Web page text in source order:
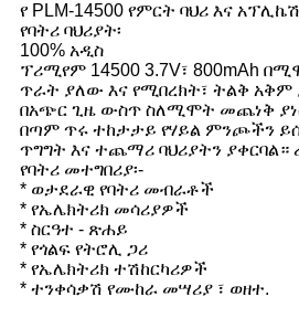
የ PLM-14500 የምርት ባህሪ እና
የባትሪ ባህሪያት፡
100% አዲስ
ፕሪሚየም 14500 3.7V፣ 800mAh
ጥራት ያለው እና የሚበረክት፣ ትልቅ አቅም
በአጭር ጊዜ ውስጥ ስለሚሞት መጨነቅ
በጣም ጥሩ ተከታታይ የሃይል ምንጮችን
ጥግግት እና ተጨማሪ ባህሪያትን
የባትሪ መተግበሪያ፡-
* ወታደራዊ የባትሪ መብራቶች
* የኤሌክትሪክ መሳሪያዎች
* ስርዓተ - ጽሐይ
* የጎልፍ የትሮሊ ጋሪ
* የኤሌክትሪክ ተሽከርካሪዎች
* ተንቀሳቃሽ የሙከራ መሣሪያ ፣ ወዘተ.